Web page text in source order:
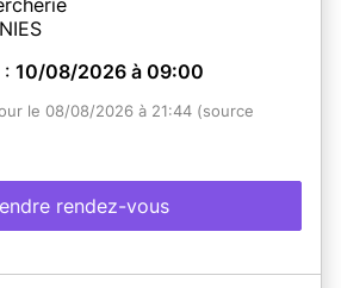
: 10/08/2026 à 09:00
le 08/08/2026 à 21:44 (source
rendez-vous